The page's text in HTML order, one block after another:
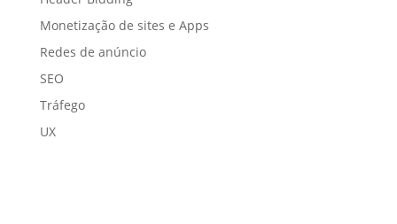
Monetização de sites e Apps
Redes de anúncio
SEO
Tráfego
UX